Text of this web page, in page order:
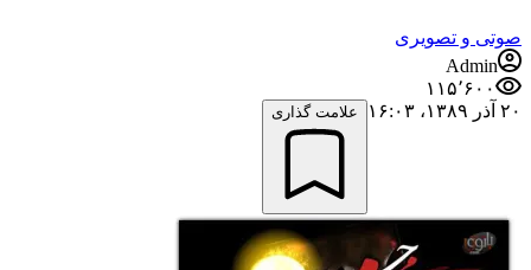
صوتی و تصویری
Admin
۱۱۵٬۶۰۰
۲۰ آذر ۱۳۸۹،‏ ۱۶:۰۳
علامت گذاری